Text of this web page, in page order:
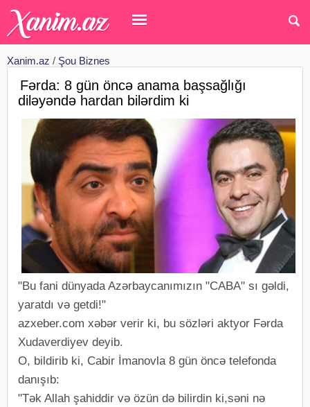
Xanim.az / Şou Biznes
Fərda: 8 gün öncə anama başsağlığı
diləyəndə hardan bilərdim ki
"Bu fani dünyada Azərbaycanımızın "CABA" sı gəldi,
yaratdı və getdi!"
azxeber.com xəbər verir ki, bu sözləri aktyor Fərda
Xudaverdiyev deyib.
O, bildirib ki, Cabir İmanovla 8 gün öncə telefonda
danışıb:
"Tək Allah şahiddir və özün də bilirdin ki,səni nə